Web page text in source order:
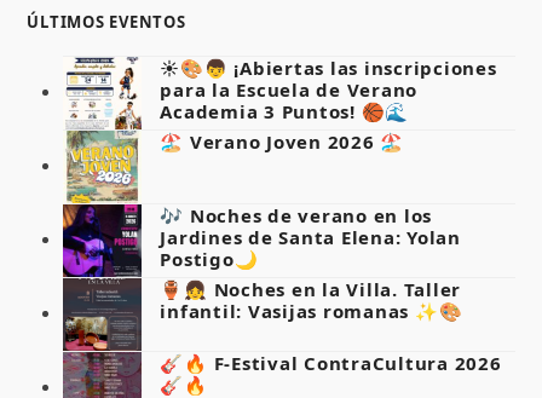
ÚLTIMOS EVENTOS
☀️🎨👦 ¡Abiertas las inscripciones
para la Escuela de Verano
Academia 3 Puntos! 🏀🌊
🏖️ Verano Joven 2026 🏖️
🎶 Noches de verano en los
Jardines de Santa Elena: Yolan
Postigo🌙
🏺👧 Noches en la Villa. Taller
infantil: Vasijas romanas ✨🎨
🎸🔥 F-Estival ContraCultura 2026
🎸🔥